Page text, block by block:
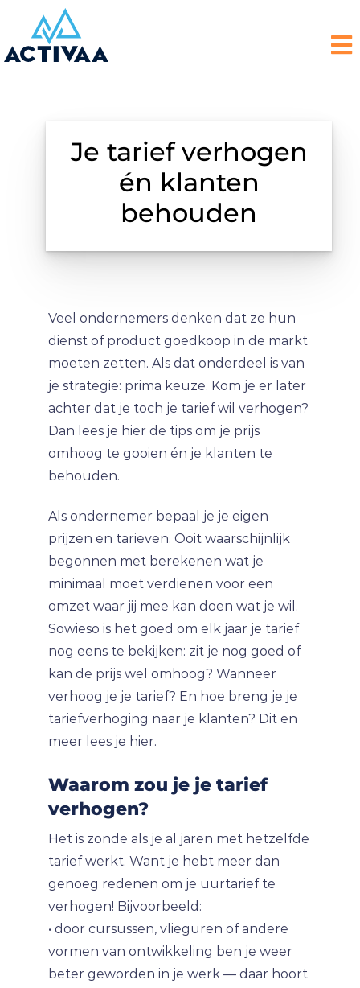
Je tarief verhogen
én klanten
behouden
Veel ondernemers denken dat ze hun
dienst of product goedkoop in de markt
moeten zetten. Als dat onderdeel is van
je strategie: prima keuze. Kom je er later
achter dat je toch je tarief wil verhogen?
Dan lees je hier de tips om je prijs
omhoog te gooien én je klanten te
behouden.
Als ondernemer bepaal je je eigen
prijzen en tarieven. Ooit waarschijnlijk
begonnen met berekenen wat je
minimaal moet verdienen voor een
omzet waar jij mee kan doen wat je wil.
Sowieso is het goed om elk jaar je tarief
nog eens te bekijken: zit je nog goed of
kan de prijs wel omhoog? Wanneer
verhoog je je tarief? En hoe breng je je
tariefverhoging naar je klanten? Dit en
meer lees je hier.
Waarom zou je je tarief
verhogen?
Het is zonde als je al jaren met hetzelfde
tarief werkt. Want je hebt meer dan
genoeg redenen om je uurtarief te
verhogen! Bijvoorbeeld:
• door cursussen, vlieguren of andere
vormen van ontwikkeling ben je weer
beter geworden in je werk — daar hoort